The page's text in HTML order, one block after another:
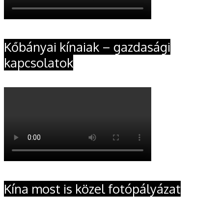
Kőbányai kínaiak – gazdasági
kapcsolatok
Kína most is közel fotópályázat